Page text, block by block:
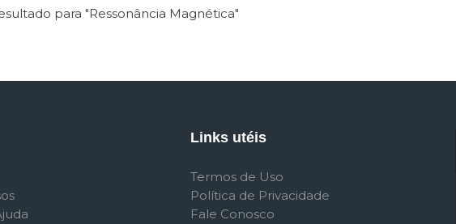
para "Ressonância Magnética"
Links utéis
Termos de Uso
Política de Privacidade
Fale Conosco